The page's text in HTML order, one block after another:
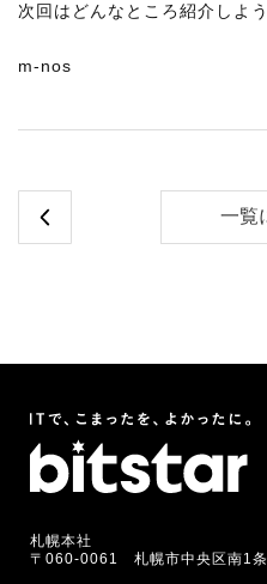
次回はどんなところ紹介しよ
m-nos
一覧
札幌本社
〒060-0061 札幌市中央区南1